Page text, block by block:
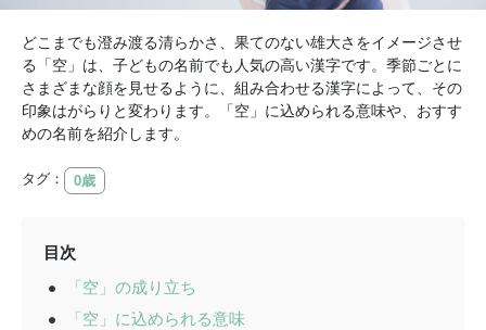
どこまでも澄み渡る清らかさ、果てのない雄大さをイメージさせ
る「空」は、子どもの名前でも人気の高い漢字です。季節ごとに
さまざまな顔を見せるように、組み合わせる漢字によって、その
印象はがらりと変わります。「空」に込められる意味や、おすす
めの名前を紹介します。
タグ： 0歳
目次
「空」の成り立ち
「空」に込められる意味